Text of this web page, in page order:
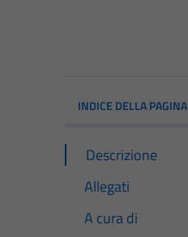
INDICE DELLA PAGINA
Descrizione
Allegati
A cura di